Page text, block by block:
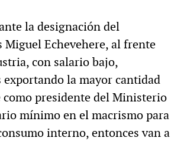
la designación del
Echevehere, al frente
con salario bajo,
la mayor cantidad
como presidente del Ministerio
mínimo en el macrismo para
interno, entonces van a